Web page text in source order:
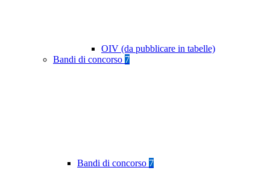
OIV (da pubblicare in tabelle)
Bandi di concorso 7
Bandi di concorso 7